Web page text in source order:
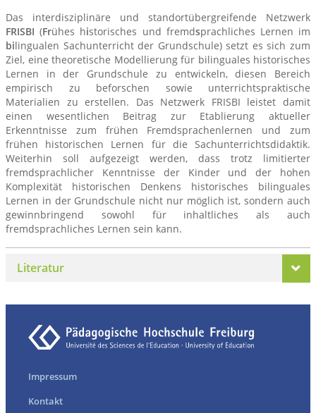
Das interdisziplinäre und standortübergreifende Netzwerk
FRISBI(Frühes historisches und fremdsprachliches Lernen im
bilingualen Sachunterricht der Grundschule) setzt es sich zum
Ziel, eine theoretische Modellierung für bilinguales historisches
Lernen in der Grundschule zu entwickeln, diesen Bereich
empirisch zu beforschen sowie unterrichtspraktische
Materialien zu erstellen. Das Netzwerk FRISBI leistet damit
einen wesentlichen Beitrag zur Etablierung aktueller
Erkenntnisse zum frühen Fremdsprachenlernen und zum
frühen historischen Lernen für die Sachunterrichtsdidaktik.
Weiterhin soll aufgezeigt werden, dass trotz limitierter
fremdsprachlicher Kenntnisse der Kinder und der hohen
Komplexität historischen Denkens historisches bilinguales
Lernen in der Grundschule nicht nur möglich ist, sondern auch
gewinnbringend sowohl für inhaltliches als auch
fremdsprachliches Lernen sein kann.
Literatur
Impressum
Kontakt